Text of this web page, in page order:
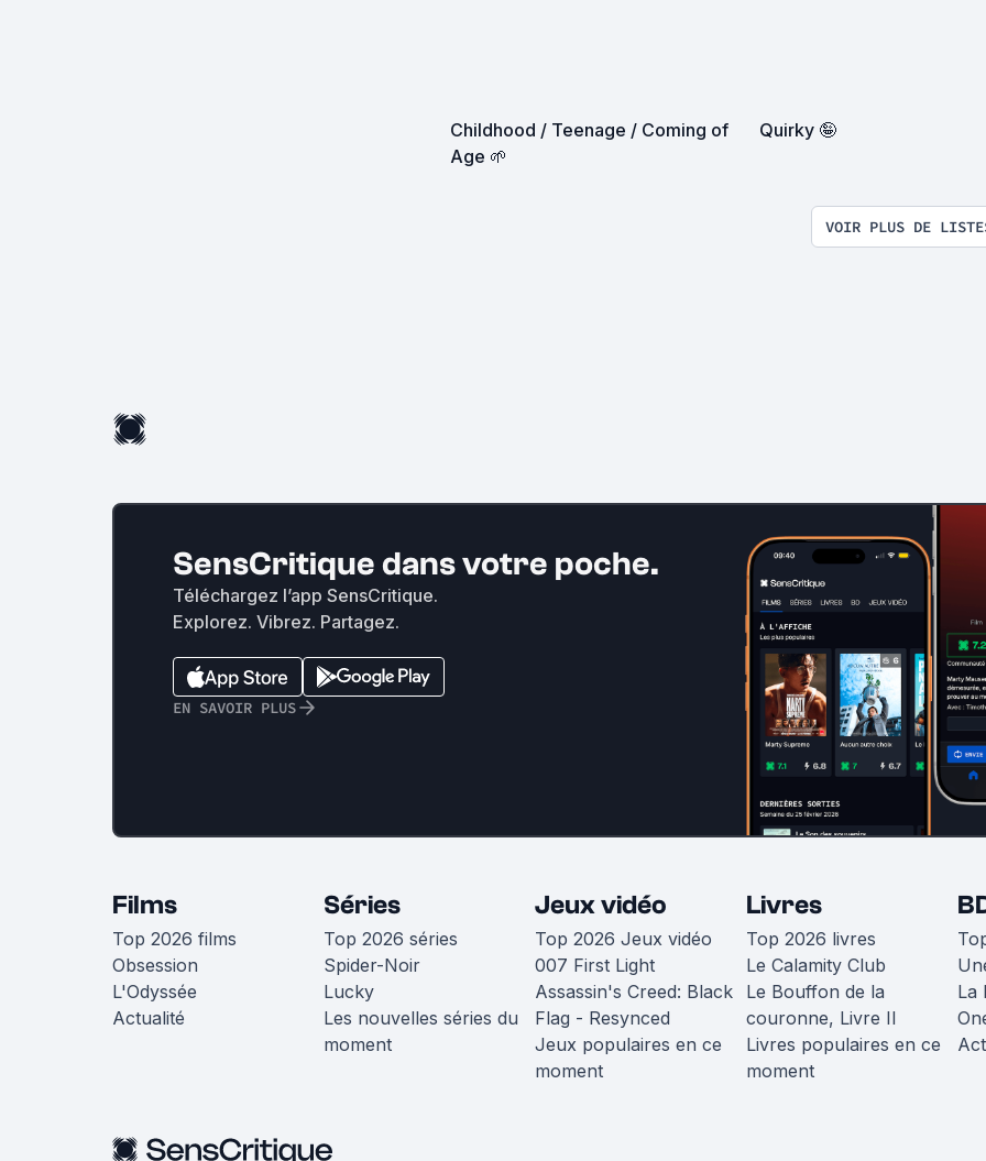
Childhood / Teenage / Coming of
Age 🌱
Quirky 🤪
VOIR PLUS DE
SensCritique dans votre poche.
Téléchargez l’app SensCritique.
Explorez. Vibrez. Partagez.
EN SAVOIR PLUS
Films
Top 2026 films
Obsession
L'Odyssée
Actualité
Séries
Top 2026 séries
Spider-Noir
Lucky
Les nouvelles séries du
moment
Jeux vidéo
Top 2026 Jeux vidéo
007 First Light
Assassin's Creed: Black
Flag - Resynced
Jeux populaires en ce
moment
Livres
Top 2026 livres
Le Calamity Club
Le Bouffon de la
couronne, Livre II
Livres populaires en ce
moment
La